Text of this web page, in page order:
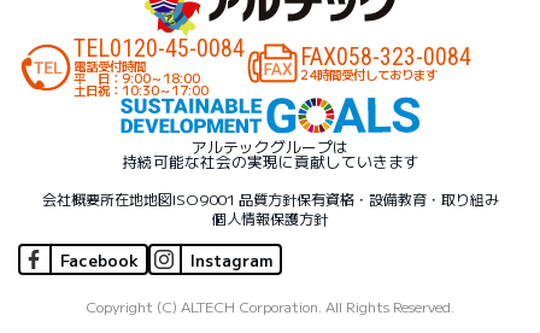
TEL0120-45-0084
電話受付時間
平 日：9:00～18:00
土日祝：10:30～17:00
FAX058-323-0084
24時間受付しております
アルテックグループは
持続可能な社会の実現に貢献していきます
会社概要所在地地図ISO9001 品質方針保有資格・設備教育・取り組み
個人情報保護方針
Facebook Instagram
Copyright (C) ALTECH Corporation. All Rights Reserved.